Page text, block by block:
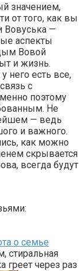
значением,
от того, как вы
Вовуська —
аспекты
Вовой
и жизнь.
него есть все,
с
поэтому
Не
— ведь
и важного.
как можно
скрывается
всегда будут
о семье
стиральная
греет через раз